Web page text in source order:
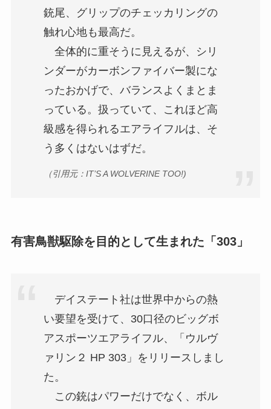
銃尾、グリップのチェッカリングの
触れ心地も最高だ。
全体的に重そうに見えるが、シリ
ンダーがカーボンファイバー製にな
ったおかげで、バランスよくまとま
っている。扱っていて、これほど高
級感を得られるエアライフルは、そ
う多くはないはずだ。
（引用元：IT’S A WOLVERINE TOO!)
有害鳥獣駆除を目的として生まれた「303」
デイステート社は世界中からの熱
い要望を受けて、30口径のビッグボ
アスポーツエアライフル、「ウルヴ
ァリン２ HP 303」をリリースしまし
た。
この銃はパワーだけでなく、ボル